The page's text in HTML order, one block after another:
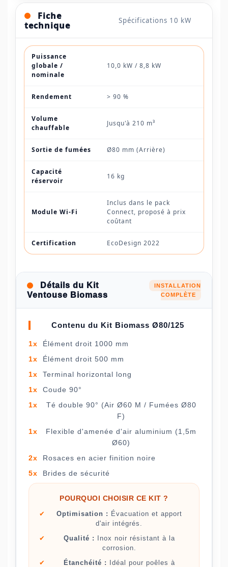
Fiche
technique
Spécifications 10 kW
Puissance
globale /
nominale
10,0 kW / 8,8 kW
Rendement > 90 %
Volume
chauffable
Jusqu'à 210 m³
Sortie de fumées Ø80 mm (Arrière)
Capacité
réservoir
16 kg
Module Wi-Fi
Inclus dans le pack
Connect, proposé à prix
coûtant
Certification EcoDesign 2022
Détails du Kit
Ventouse Biomass
INSTALLATION
COMPLÈTE
Contenu du Kit Biomass Ø80/125
1x
Élément droit 1000 mm
1x
Élément droit 500 mm
1x
Terminal horizontal long
1x
Coude 90°
1x
Té double 90° (Air Ø60 M / Fumées Ø80
F)
1x
Flexible d'amenée d'air aluminium (1,5m
Ø60)
2x
Rosaces en acier finition noire
5x
Brides de sécurité
POURQUOI CHOISIR CE KIT ?
✔ Optimisation : Évacuation et apport
d'air intégrés.
✔
Qualité : Inox noir résistant à la
corrosion.
✔
Étanchéité : Idéal pour poêles à